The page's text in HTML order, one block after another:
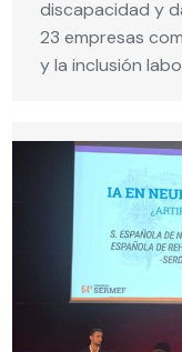
discapacidad y
23 empresas
y la inclusión